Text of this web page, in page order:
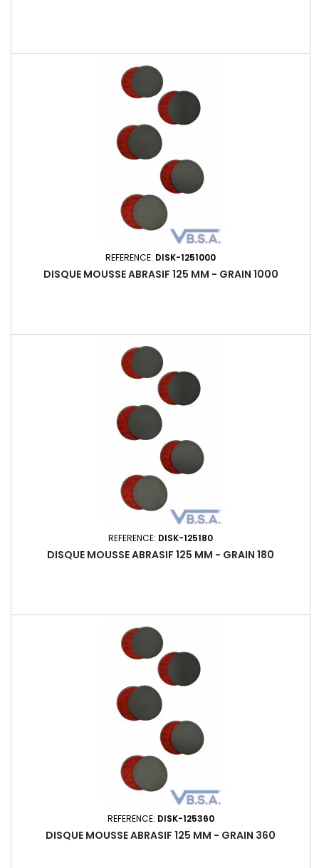
REFERENCE: DISK-1251000
DISQUE MOUSSE ABRASIF 125 MM - GRAIN 1000
REFERENCE: DISK-125180
DISQUE MOUSSE ABRASIF 125 MM - GRAIN 180
REFERENCE: DISK-125360
DISQUE MOUSSE ABRASIF 125 MM - GRAIN 360